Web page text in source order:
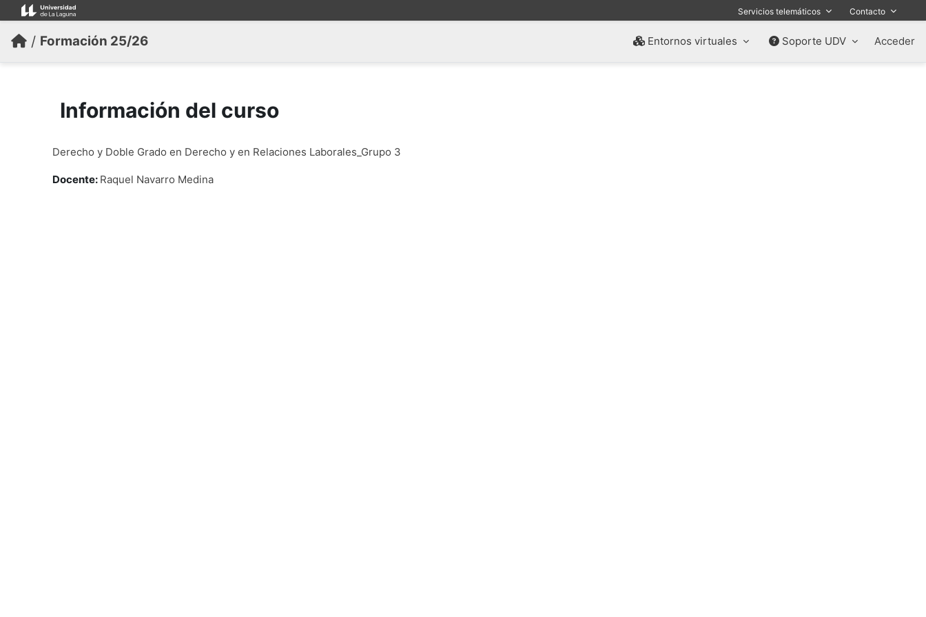
Salta al contenido principal Servicios telemáticos Contacto
/ Formación 25/26 Entornos virtuales Soporte UDV Acceder
Información del curso
Derecho y Doble Grado en Derecho y en Relaciones Laborales_Grupo 3
Docente: Raquel Navarro Medina